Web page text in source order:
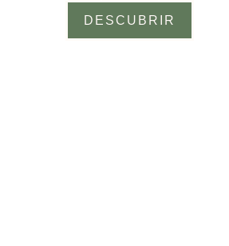
DESCUBRIR